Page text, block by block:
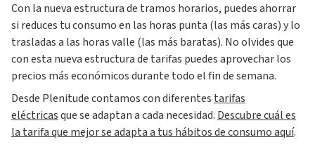
Con la nueva estructura de tramos horarios, puedes ahorrar
si reduces tu consumo en las horas punta (las más caras) y lo
trasladas a las horas valle (las más baratas). No olvides que
con esta nueva estructura de tarifas puedes aprovechar los
precios más económicos durante todo el fin de semana.
Desde Plenitude contamos con diferentes tarifas
eléctricasque se adaptan a cada necesidad. Descubre cuál es
la tarifa que mejor se adapta a tus hábitos de consumo aquí.